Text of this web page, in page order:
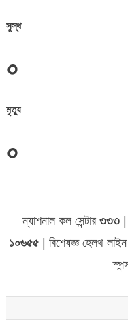
সুস্থ
০
মৃত্যু
০
ন্যাশনাল কল সেন্টার ৩৩৩|
১০৬৫৫ | বিশেষজ্ঞ হেলথ লাইন